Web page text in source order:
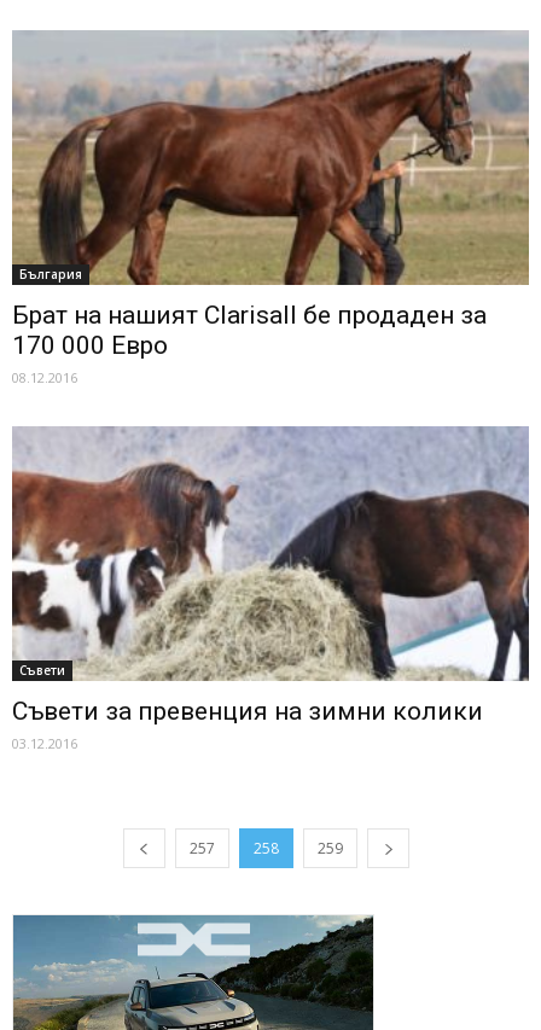
България
Брат на нашият Clarisall бе продаден за
170 000 Евро
08.12.2016
Съвети
Съвети за превенция на зимни колики
03.12.2016
257 258 259